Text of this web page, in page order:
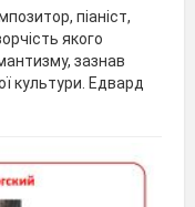
піаніст,
якого
зазнав
культури. Едвард